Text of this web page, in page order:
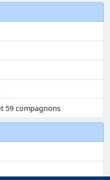
59 compagnons